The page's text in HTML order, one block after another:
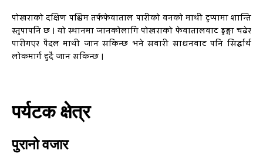
पोखराको दक्षिण पश्चिम तर्फफेवाताल पारीको वनको माथी टुप्पामा शान्ति
स्तुपापनि छ । यो स्थानमा जानकोलागि पोखराको फेवातालवाट डुङ्गा चढेर
पारीगएर पैदल माथी जान सकिन्छ भने सवारी साधनवाट पनि सिर्द्धार्थ
लोकमार्ग हुदै जान सकिन्छ ।
पर्यटक क्षेत्र
पुरानो वजार